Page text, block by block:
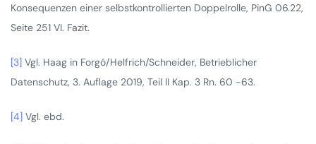
Konsequenzen einer selbstkontrollierten Doppelrolle, PinG 06.22,
Seite 251 VI. Fazit.
[3] Vgl. Haag in Forgó/Helfrich/Schneider, Betrieblicher
Datenschutz, 3. Auflage 2019, Teil II Kap. 3 Rn. 60 -63.
[4] Vgl. ebd.